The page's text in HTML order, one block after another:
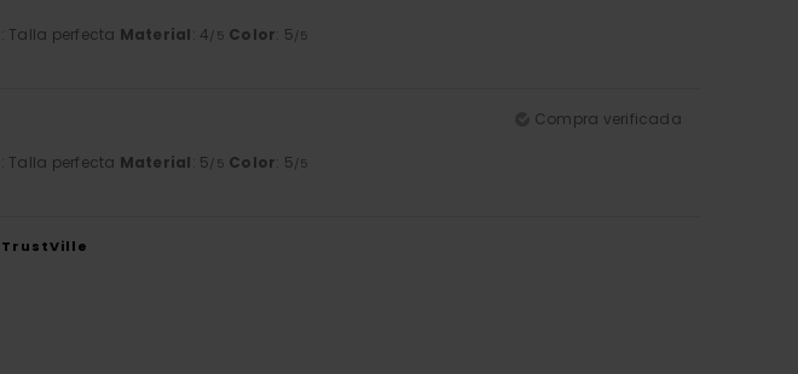
: Talla perfecta Material: 4/5 Color: 5/5
Compra verificada
: Talla perfecta Material: 5/5 Color: 5/5
TrustVille